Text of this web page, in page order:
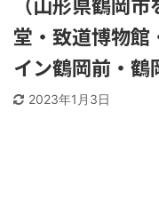
堂・致道博物館
イン鶴岡前・鶴
2023年1月3日